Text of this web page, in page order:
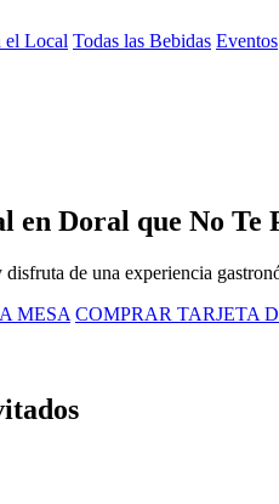
el Local Todas las Bebidas Eventos
Doral que No Te
de una experiencia
MESA COMPRAR TARJETA